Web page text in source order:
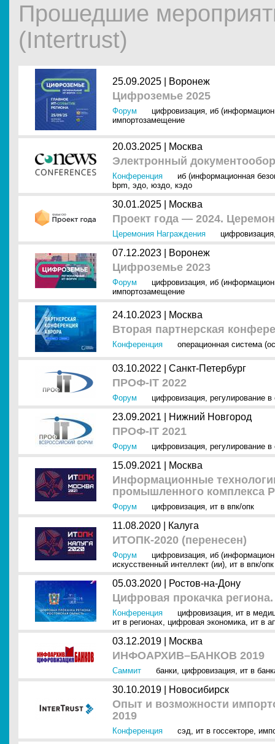
Прошедшие
(Intertrust)
25.09.2025 | Воронеж
Цифроземье 2025
Форум цифровизация, иб
импортозамещение
20.03.2025 | Москва
Электронный
Конференция
иб (информационная
bpm, эдо, юздо, кэдо
30.01.2025 | Москва
Проект года — 2024.
Церемония Награждения цифровизация
07.12.2023 | Воронеж
Цифроземье 2023
Форум цифровизация, иб
импортозамещение
24.10.2023 | Москва
Вторая партнерская
Конференция операционная система
03.10.2022 | Санкт-Петербург
ПРОФ-IT 2022
Форум цифровизация, регулирование
23.09.2021 | Нижний Новгород
ПРОФ-IT 2021
Форум цифровизация, регулирование
15.09.2021 | Москва
Информационные
промышленного комплекса
Форум цифровизация, ит в впк/опк
11.08.2020 | Калуга
ИТОПК-2020 (перенесен)
Форум цифровизация, иб
искусственный интеллект (ии), ит в впк/опк
05.03.2020 | Ростов-на-Дону
Цифровая прокачка
Конференция цифровизация, ит в
ит в регионах, цифровая экономика, ит в
03.12.2019 | Москва
ИНФОАРХИВ–БАНКОВ 2019
Саммит банки, цифровизация, ит в
30.10.2019 | Новосибирск
Опыт и возможности
2019
Конференция сэд, ит в госсекторе,